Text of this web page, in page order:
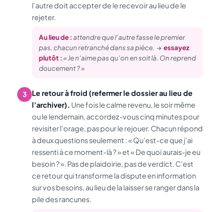
l’autre doit accepter de le recevoir au lieu de le
rejeter.
Au lieu de :attendre que l’autre fasse le premier
pas, chacun retranché dans sa pièce. → essayez
plutôt :« Je n’aime pas qu’on en soit là. On reprend
doucement ? »
3
Le retour à froid (refermer le dossier au lieu de
l’archiver). Une fois le calme revenu, le soir même
ou le lendemain, accordez-vous cinq minutes pour
revisiter l’orage, pas pour le rejouer. Chacun répond
à deux questions seulement : « Qu’est-ce que j’ai
ressenti à ce moment-là ? » et « De quoi aurais-je eu
besoin ? ». Pas de plaidoirie, pas de verdict. C’est
ce retour qui transforme la dispute en information
sur vos besoins, au lieu de la laisser se ranger dans la
pile des rancunes.